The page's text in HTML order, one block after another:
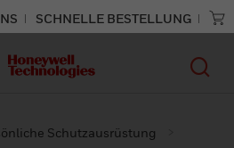
SCHNELLE BESTELLUNG
Schutzausrüstung